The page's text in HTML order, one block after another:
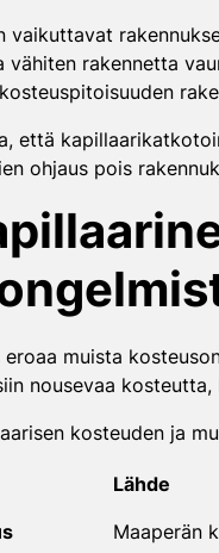
vaikuttavat
vähiten rakennetta
että
ohjaus pois
eroaa muista
nousevaa
kosteuden ja
Lähde
Maaperän